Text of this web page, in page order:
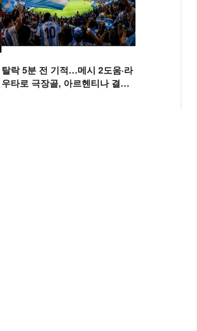
탈락 5분 전 기적…메시 2도움·라
우타로 극장골, 아르헨티나 결승